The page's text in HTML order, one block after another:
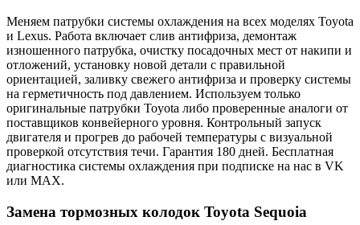
Меняем патрубки системы охлаждения на всех моделях Toyota
и Lexus. Работа включает слив антифриза, демонтаж
изношенного патрубка, очистку посадочных мест от накипи и
отложений, установку новой детали с правильной
ориентацией, заливку свежего антифриза и проверку системы
на герметичность под давлением. Используем только
оригинальные патрубки Toyota либо проверенные аналоги от
поставщиков конвейерного уровня. Контрольный запуск
двигателя и прогрев до рабочей температуры с визуальной
проверкой отсутствия течи. Гарантия 180 дней. Бесплатная
диагностика системы охлаждения при подписке на нас в VK
или MAX.
Замена тормозных колодок Toyota Sequoia